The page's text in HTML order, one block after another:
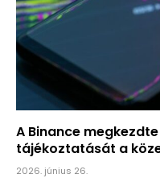
A Binance
tájékoztatását a
2026. június 26.